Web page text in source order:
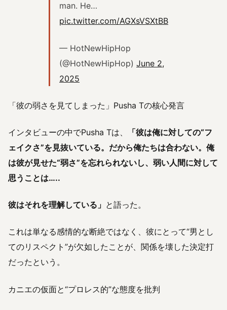
man. He…
pic.twitter.com/AGXsVSXtBB
— HotNewHipHop
(@HotNewHipHop) June 2,
2025
「彼の弱さを見てしまった」Pusha Tの核心発言
インタビューの中でPusha Tは、
「彼は俺に対しての“フ
ェイクさ”を見抜いている。だから俺たちは合わない。俺
は彼が見せた“弱さ”を忘れられないし、弱い人間に対して
思うことは…..
彼はそれを理解している」 と語った。
これは単なる感情的な断絶ではなく、彼にとって“男とし
てのリスペクト”が欠如したことが、関係を壊した決定打
だったという。
カニエの仮面と“プロレス的”な態度を批判